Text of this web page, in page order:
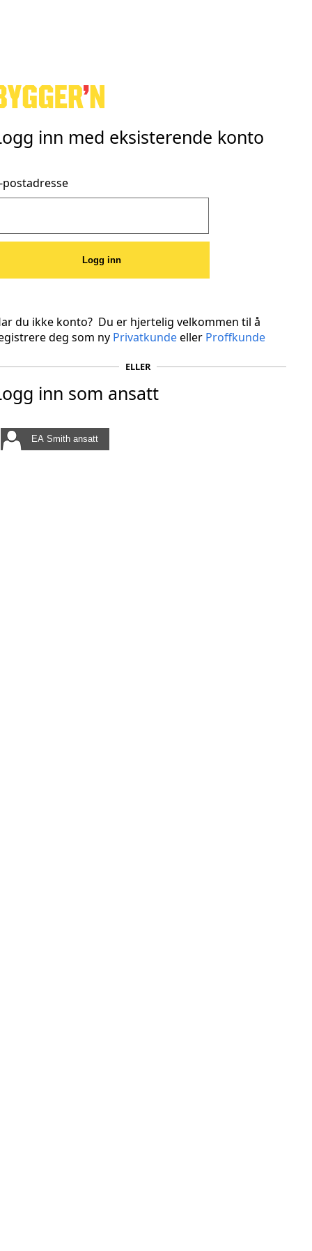
inn med eksisterende konto
postadresse
Logg inn
du ikke konto? Du er hjertelig velkommen til å
deg som ny Privatkundeeller Proffkunde
ELLER
inn som ansatt
EA Smith ansatt